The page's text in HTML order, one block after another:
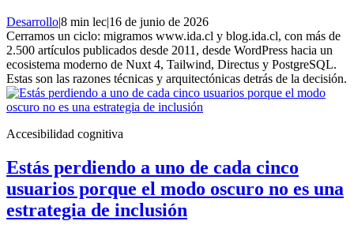
Desarrollo|8 min lec|16 de junio de 2026
Cerramos un ciclo: migramos www.ida.cl y blog.ida.cl, con más de
2.500 artículos publicados desde 2011, desde WordPress hacia un
ecosistema moderno de Nuxt 4, Tailwind, Directus y PostgreSQL.
Estas son las razones técnicas y arquitectónicas detrás de la decisión.
Accesibilidad cognitiva
Estás perdiendo a uno de cada cinco
usuarios porque el modo oscuro no es una
estrategia de inclusión